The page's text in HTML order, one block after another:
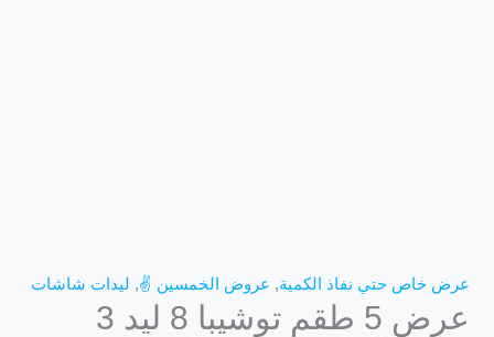
عرض خاص حتي نفاذ الكمية, عروض الخمسين ✌️, ليدات شاشات
عرض 5 طقم توشيبا 8 ليد 3